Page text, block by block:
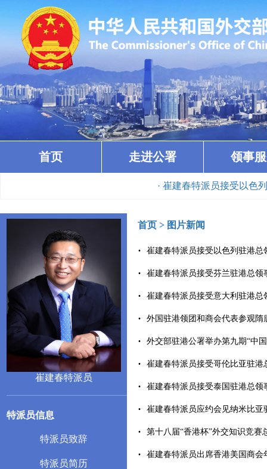
首页 走进公署 领事
· 崔建春特派员接受以色列驻
崔建春特派员
特派员信息
特派员致辞
特派员简历
首页 > 图片新闻
崔建春特派员接受以色列驻港总
崔建春特派员接受芬兰驻港总领
崔建春特派员接受意大利驻港总
外国驻港领团和商会代表参观隋
外交部驻港公署举办第九期“中
崔建春特派员接受哥伦比亚驻港
崔建春特派员接受泰国驻港总领
崔建春特派员应约会见纳米比亚
第十八届“香港杯”外交知识竞赛
崔建春特派员出席香港美国商会